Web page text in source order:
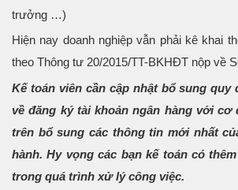
trưởng …)
Hiện nay doanh nghiệp vẫn phải kê khai
theo Thông tư 20/2015/TT-BKHĐT nộp về
Kế toán viên cần cập nhật bổ sung quy
về đăng ký tài khoản ngân hàng với cơ
trên bổ sung các thông tin mới nhất
hành. Hy vọng các bạn kế toán có
trong quá trình xử lý công việc.